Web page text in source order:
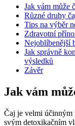
Jak ​vám může
Různé druhy
Tips na výběr
Zdravotní
Nejoblíbenější
Jak⁤ správně
výsledků
Závěr
Jak ​vám
Čaj​ je velmi účinným
svým detoxikačním